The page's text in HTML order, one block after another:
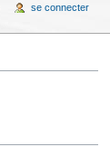
se connecter